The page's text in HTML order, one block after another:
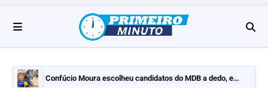
Confúcio Moura escolheu candidatos do MDB a dedo, e